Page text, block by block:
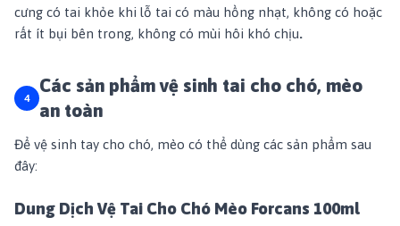
cưng có tai khỏe khi lỗ tai có màu hồng nhạt, không có hoặc
rất ít bụi bên trong, không có mùi hôi khó chịu.
Các sản phẩm vệ sinh tai cho chó, mèo
an toàn
Để vệ sinh tay cho chó, mèo có thể dùng các sản phẩm sau
đây:
Dung Dịch Vệ Tai Cho Chó Mèo Forcans 100ml